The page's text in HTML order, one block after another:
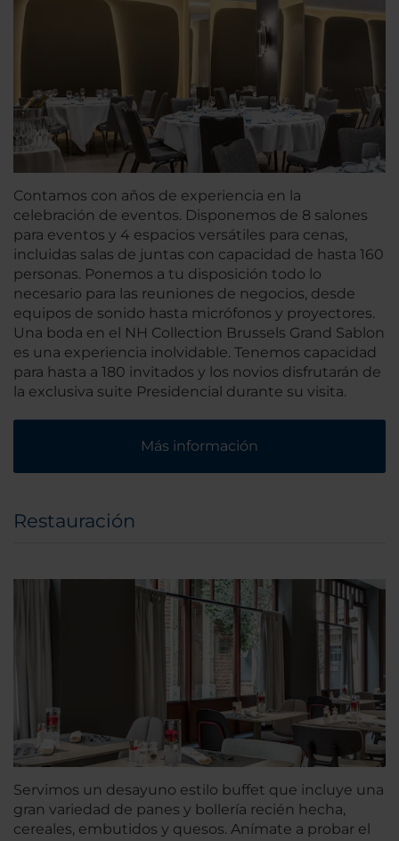
Contamos con años de experiencia en la
celebración de eventos. Disponemos de 8 salones
para eventos y 4 espacios versátiles para cenas,
incluidas salas de juntas con capacidad de hasta 160
personas. Ponemos a tu disposición todo lo
necesario para las reuniones de negocios, desde
equipos de sonido hasta micrófonos y proyectores.
Una boda en el NH Collection Brussels Grand Sablon
es una experiencia inolvidable. Tenemos capacidad
para hasta a 180 invitados y los novios disfrutarán de
la exclusiva suite Presidencial durante su visita.
Más información
Restauración
Servimos un desayuno estilo buffet que incluye una
gran variedad de panes y bollería recién hecha,
cereales, embutidos y quesos. Anímate a probar el